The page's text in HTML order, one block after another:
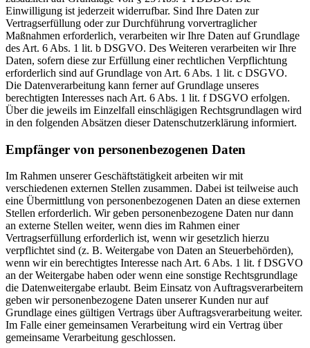
Einwilligung ist jederzeit widerrufbar. Sind Ihre Daten zur
Vertragserfüllung oder zur Durchführung vorvertraglicher
Maßnahmen erforderlich, verarbeiten wir Ihre Daten auf Grundlage
des Art. 6 Abs. 1 lit. b DSGVO. Des Weiteren verarbeiten wir Ihre
Daten, sofern diese zur Erfüllung einer rechtlichen Verpflichtung
erforderlich sind auf Grundlage von Art. 6 Abs. 1 lit. c DSGVO.
Die Datenverarbeitung kann ferner auf Grundlage unseres
berechtigten Interesses nach Art. 6 Abs. 1 lit. f DSGVO erfolgen.
Über die jeweils im Einzelfall einschlägigen Rechtsgrundlagen wird
in den folgenden Absätzen dieser Datenschutzerklärung informiert.
Empfänger von personenbezogenen Daten
Im Rahmen unserer Geschäftstätigkeit arbeiten wir mit
verschiedenen externen Stellen zusammen. Dabei ist teilweise auch
eine Übermittlung von personenbezogenen Daten an diese externen
Stellen erforderlich. Wir geben personenbezogene Daten nur dann
an externe Stellen weiter, wenn dies im Rahmen einer
Vertragserfüllung erforderlich ist, wenn wir gesetzlich hierzu
verpflichtet sind (z. B. Weitergabe von Daten an Steuerbehörden),
wenn wir ein berechtigtes Interesse nach Art. 6 Abs. 1 lit. f DSGVO
an der Weitergabe haben oder wenn eine sonstige Rechtsgrundlage
die Datenweitergabe erlaubt. Beim Einsatz von Auftragsverarbeitern
geben wir personenbezogene Daten unserer Kunden nur auf
Grundlage eines gültigen Vertrags über Auftragsverarbeitung weiter.
Im Falle einer gemeinsamen Verarbeitung wird ein Vertrag über
gemeinsame Verarbeitung geschlossen.